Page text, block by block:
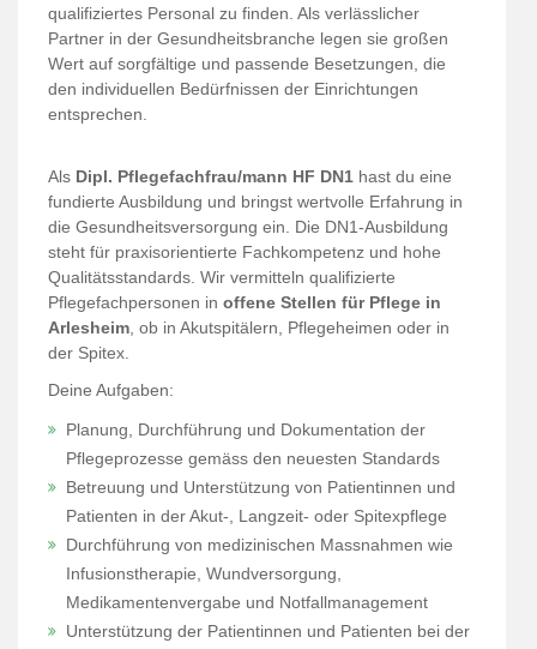
qualifiziertes Personal zu finden. Als verlässlicher
Partner in der Gesundheitsbranche legen sie großen
Wert auf sorgfältige und passende Besetzungen, die
den individuellen Bedürfnissen der Einrichtungen
entsprechen.
Als Dipl. Pflegefachfrau/mann HF DN1 hast du eine
fundierte Ausbildung und bringst wertvolle Erfahrung in
die Gesundheitsversorgung ein. Die DN1-Ausbildung
steht für praxisorientierte Fachkompetenz und hohe
Qualitätsstandards. Wir vermitteln qualifizierte
Pflegefachpersonen in offene Stellen für Pflege in
Arlesheim , ob in Akutspitälern, Pflegeheimen oder in
der Spitex.
Deine Aufgaben:
Planung, Durchführung und Dokumentation der
Pflegeprozesse gemäss den neuesten Standards
Betreuung und Unterstützung von Patientinnen und
Patienten in der Akut-, Langzeit- oder Spitexpflege
Durchführung von medizinischen Massnahmen wie
Infusionstherapie, Wundversorgung,
Medikamentenvergabe und Notfallmanagement
Unterstützung der Patientinnen und Patienten bei der